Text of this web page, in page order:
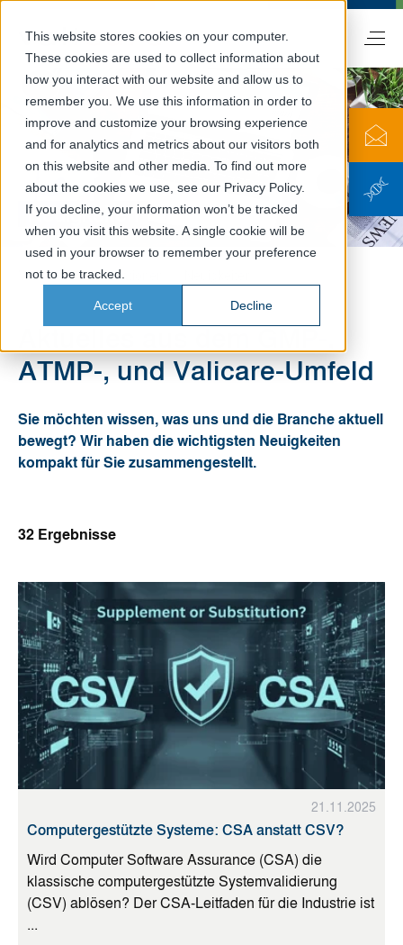
This website stores cookies on your computer.
These cookies are used to collect information about
how you interact with our website and allow us to
remember you. We use this information in order to
improve and customize your browsing experience
and for analytics and metrics about our visitors both
on this website and other media. To find out more
about the cookies we use, see our Privacy Policy.
If you decline, your information won’t be tracked
when you visit this website. A single cookie will be
used in your browser to remember your preference
not to be tracked.
Accept Decline
Neuigkeiten
Valicare Informationen
ATMP-, und Valicare-Umfeld
Sie möchten wissen, was uns und die Branche aktuell
bewegt? Wir haben die wichtigsten Neuigkeiten
kompakt für Sie zusammengestellt.
32 Ergebnisse
21.11.2025
Computergestützte Systeme: CSA anstatt CSV?
Wird Computer Software Assurance (CSA) die
klassische computergestützte Systemvalidierung
(CSV) ablösen? Der CSA-Leitfaden für die Industrie ist
...